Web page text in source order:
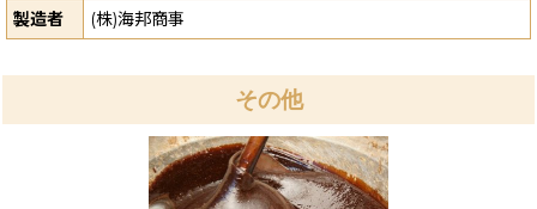
製造者 (株)海邦商事
その他